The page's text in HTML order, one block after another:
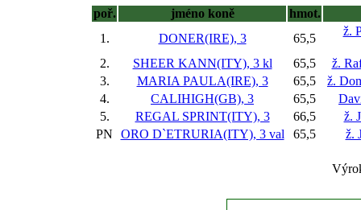
poř. jméno koně
hmot.
1.
DONER(IRE), 3 65,5
ž.
2. SHEER KANN(ITY), 3 kl 65,5
ž.
3.
MARIA PAULA(IRE), 3 65,5
ž.
4.
CALIHIGH(GB), 3 65,5
5.
REGAL SPRINT(ITY), 3 66,5
ž.
PN
ORO D`ETRURIA(ITY), 3 val 65,5 ž.